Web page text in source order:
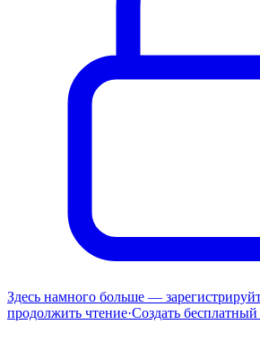
Здесь намного больше —
продолжить чтение·Создать бесплатный